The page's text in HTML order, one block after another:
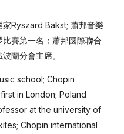
Ryszard Bakst; 蕭邦音樂
賽第一名；蕭邦國際聯合
蘭分會主席。
school; Chopin
in London; Poland
at the university of
Chopin international